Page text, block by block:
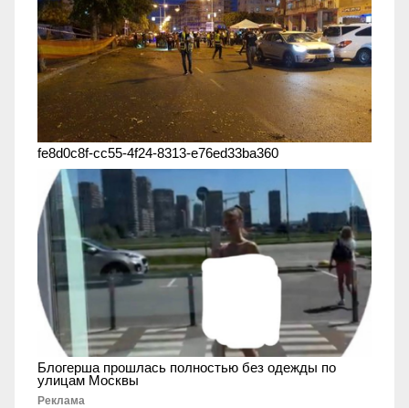
fe8d0c8f-cc55-4f24-8313-e76ed33ba360
Блогерша прошлась полностью без одежды по
улицам Москвы
Реклама